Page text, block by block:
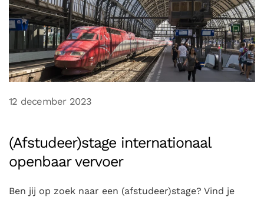
12 december 2023
(Afstudeer)stage internationaal
openbaar vervoer
Ben jij op zoek naar een (afstudeer)stage? Vind je